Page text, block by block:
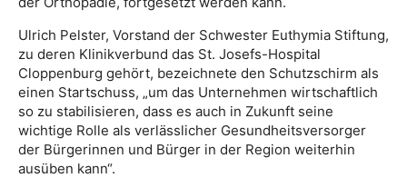
Ulrich Pelster, Vorstand der Schwester Euthymia Stiftung,
zu deren Klinikverbund das St. Josefs-Hospital
Cloppenburg gehört, bezeichnete den Schutzschirm als
einen Startschuss, „um das Unternehmen wirtschaftlich
so zu stabilisieren, dass es auch in Zukunft seine
wichtige Rolle als verlässlicher Gesundheitsversorger
der Bürgerinnen und Bürger in der Region weiterhin
ausüben kann“.